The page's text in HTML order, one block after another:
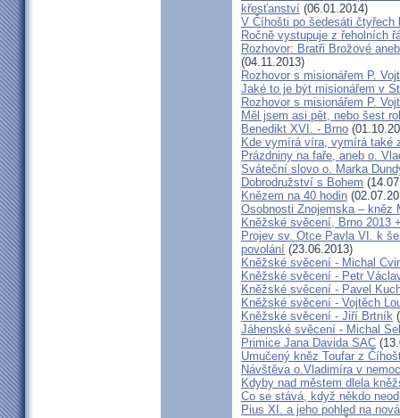
křesťanství (06.01.2014)
V Číhošti po šedesáti čtyřech
Ročně vystupuje z řeholních
Rozhovor: Bratři Brožové
(04.11.2013)
Rozhovor s misionářem P.
Jaké to je být misionářem v
Rozhovor s misionářem P.
Měl jsem asi pět, nebo šest
Benedikt XVI. - Brno
Kde vymírá víra, vymírá také
Prázdniny na faře, aneb o.
Sváteční slovo o. Marka
Dobrodružství s Bohem
Knězem na 40 hodin
Osobnosti Znojemska – kněz
Kněžské svěcení, Brno 2013
Projev sv. Otce Pavla VI. k
povolání (23.06.2013)
Kněžské svěcení - Michal
Kněžské svěcení - Petr
Kněžské svěcení - Pavel
Kněžské svěcení - Vojtěch
Kněžské svěcení - Jiří Brtník
Jáhenské svěcení - Michal
Primice Jana Davida SAC
Umučený kněz Toufar z
Návštěva o.Vladimíra v
Kdyby nad městem dlela
Co se stává, když někdo
Pius XI. a jeho pohled na